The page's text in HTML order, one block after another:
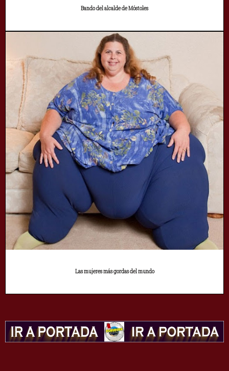
Bando del alcalde de Móstoles
Las mujeres más gordas del mundo